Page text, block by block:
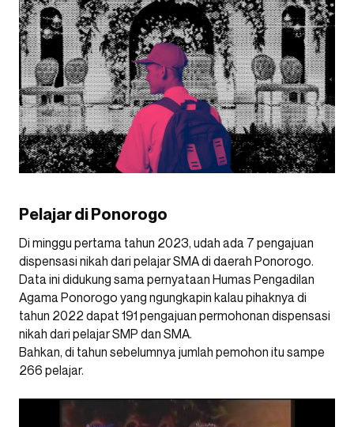
Pelajar di Ponorogo
Di minggu pertama tahun 2023, udah ada 7 pengajuan
dispensasi nikah dari pelajar SMA di daerah Ponorogo.
Data ini didukung sama pernyataan Humas Pengadilan
Agama Ponorogo yang ngungkapin kalau pihaknya di
tahun 2022 dapat 191 pengajuan permohonan dispensasi
nikah dari pelajar SMP dan SMA.
Bahkan, di tahun sebelumnya jumlah pemohon itu sampe
266 pelajar.